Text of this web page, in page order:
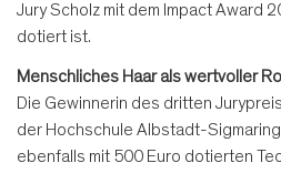
Jury Scholz mit dem Impact Award
dotiert ist.
Menschliches Haar als wertvoller
Die Gewinnerin des dritten
der Hochschule Albstadt-
ebenfalls mit 500 Euro dotierten